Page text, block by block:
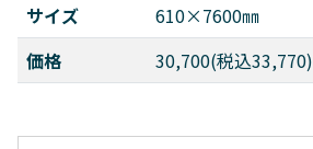
サイズ
610×7600㎜
価格
30,700(税込33,770)